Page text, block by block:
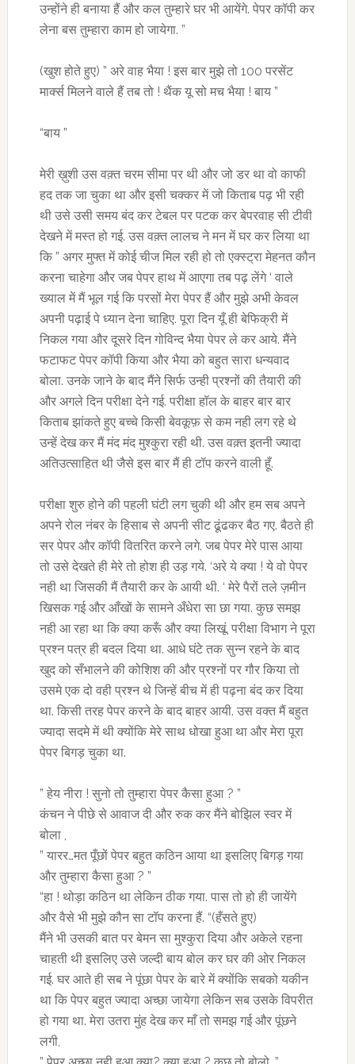
उन्होंने ही बनाया हैं और कल तुम्हारे घर भी आयेंगे. पेपर कॉपी कर
लेना बस तुम्हारा काम हो जायेगा. ”
(खुश होते हुए) ” अरे वाह भैया ! इस बार मुझे तो 100 परसेंट
मार्क्स मिलने वाले हैं तब तो ! थैंक यू सो मच भैया ! बाय ”
“बाय ”
मेरी ख़ुशी उस वक़्त चरम सीमा पर थी और जो डर था वो काफी
हद तक जा चुका था और इसी चक्कर में जो किताब पढ़ भी रही
थी उसे उसी समय बंद कर टेबल पर पटक कर बेपरवाह सी टीवी
देखने में मस्त हो गई. उस वक़्त लालच ने मन में घर कर लिया था
कि ” अगर मुफ्त में कोई चीज मिल रही हो तो एक्स्ट्रा मेहनत कौन
करना चाहेगा और जब पेपर हाथ में आएगा तब पढ़ लेंगे ‘ वाले
ख्याल में मैं भूल गई कि परसों मेरा पेपर हैं और मुझे अभी केवल
अपनी पढ़ाई पे ध्यान देना चाहिए. पूरा दिन यूँ ही बेफिक्री में
निकल गया और दूसरे दिन गोविन्द भैया पेपर ले कर आये. मैंने
फटाफट पेपर कॉपी किया और भैया को बहुत सारा धन्यवाद
बोला. उनके जाने के बाद मैंने सिर्फ उन्ही प्रश्नों की तैयारी की
और अगले दिन परीक्षा देने गई. परीक्षा हॉल के बाहर बार बार
किताब झांकते हुए बच्चे किसी बेवकूफ़ से कम नही लग रहे थे
उन्हें देख कर मैं मंद मंद मुश्कुरा रही थी. उस वक़्त इतनी ज्यादा
अतिउत्साहित थी जैसे इस बार मैं ही टॉप करने वाली हूँ.
परीक्षा शुरु होने की पहली घंटी लग चुकी थी और हम सब अपने
अपने रोल नंबर के हिसाब से अपनी सीट ढूंढकर बैठ गए. बैठते ही
सर पेपर और कॉपी वितरित करने लगे. जब पेपर मेरे पास आया
तो उसे देखते ही मेरे तो होश ही उड़ गये. ‘अरे ये क्या ! ये वो पेपर
नही था जिसकी मैं तैयारी कर के आयी थी. ‘ मेरे पैरों तले ज़मीन
खिसक गई और आँखों के सामने अँधेरा सा छा गया. कुछ समझ
नही आ रहा था कि क्या करूँ और क्या लिखूं. परीक्षा विभाग ने पूरा
प्रश्न पत्र ही बदल दिया था. आधे घंटे तक सुन्न रहने के बाद
खुद को सँभालने की कोशिश की और प्रश्नों पर गौर किया तो
उसमे एक दो वही प्रश्न थे जिन्हें बीच में ही पढ़ना बंद कर दिया
था. किसी तरह पेपर करने के बाद बाहर आयी. उस वक्त मैं बहुत
ज्यादा सदमे में थी क्योंकि मेरे साथ धोखा हुआ था और मेरा पूरा
पेपर बिगड़ चुका था.
” हेय नीरा ! सुनो तो तुम्हारा पेपर कैसा हुआ ? ”
कंचन ने पीछे से आवाज दी और रुक कर मैंने बोझिल स्वर में
बोला ,
” यारर…मत पूँछों पेपर बहुत कठिन आया था इसलिए बिगड़ गया
और तुम्हारा कैसा हुआ ? ”
“हा ! थोड़ा कठिन था लेकिन ठीक गया. पास तो हो ही जायेंगे
और वैसे भी मुझे कौन सा टॉप करना हैं. “(हँसते हुए)
मैंने भी उसकी बात पर बेमन सा मुश्कुरा दिया और अकेले रहना
चाहती थी इसलिए उसे जल्दी बाय बोल कर घर की ओर निकल
गई. घर आते ही सब ने पूंछा पेपर के बारे में क्योंकि सबको यकीन
था कि पेपर बहुत ज्यादा अच्छा जायेगा लेकिन सब उसके विपरीत
हो गया था. मेरा उतरा मुंह देख कर माँ तो समझ गई और पूंछने
लगी,